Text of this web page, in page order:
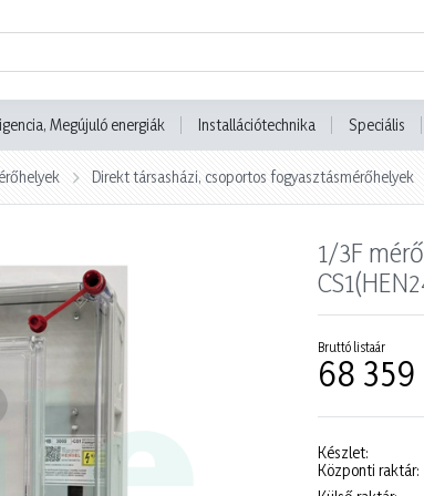
Megújuló energiák Installációtechnika Speciális
Direkt társasházi, csoportos fogyasztásmérőhelyek
1/3F
Bruttó listaár
68
Készlet:
Központi raktár: